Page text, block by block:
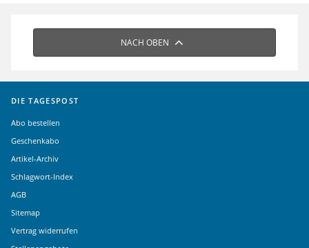
NACH OBEN
DIE TAGESPOST
Abo bestellen
Geschenkabo
Artikel-Archiv
Schlagwort-Index
AGB
Sitemap
Vertrag widerrufen